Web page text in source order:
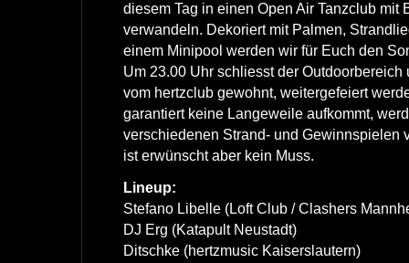
diesem Tag in einen Open Air Tanzclub mit
verwandeln. Dekoriert mit Palmen,
einem Minipool werden wir für Euch den
Um 23.00 Uhr schliesst der Outdoorbereich
vom hertzclub gewohnt, weitergefeiert
garantiert keine Langeweile aufkommt,
verschiedenen Strand- und Gewinnspielen
ist erwünscht aber kein Muss.
Lineup:
Stefano Libelle (Loft Club / Clashers
DJ Erg (Katapult Neustadt)
Ditschke (hertzmusic Kaiserslautern)